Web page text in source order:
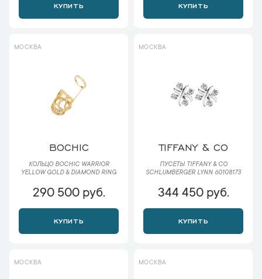
КУПИТЬ КУПИТЬ
МОСКВА
BOCHIC
КОЛЬЦО BOCHIC WARRIOR
YELLOW GOLD & DIAMOND RING
290 500 руб.
КУПИТЬ
МОСКВА
TIFFANY & CO
ПУСЕТЫ TIFFANY & CO
SCHLUMBERGER LYNN 60108173
344 450 руб.
КУПИТЬ
МОСКВА МОСКВА